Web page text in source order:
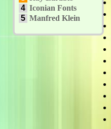
4 Iconian Fonts
5 Manfred Klein